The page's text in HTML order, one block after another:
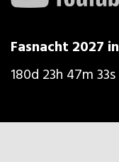
Fasnacht 2027 in
180d 23h 47m 31s